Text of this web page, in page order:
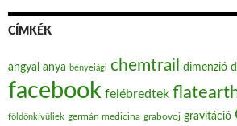
CÍMKÉK
angyal anya bényeiági chemtrail dimenzió
facebook felébredtek
földönkívüliek germán medicina grabovoj gravitáció